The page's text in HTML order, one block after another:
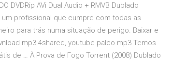
DVDRip AVi Dual Audio + RMVB Dublado
profissional que cumpre com todas as
para trás numa situação de perigo. Baixar e
mp3 4shared, youtube palco mp3 Temos
de … À Prova de Fogo Torrent (2008) Dublado